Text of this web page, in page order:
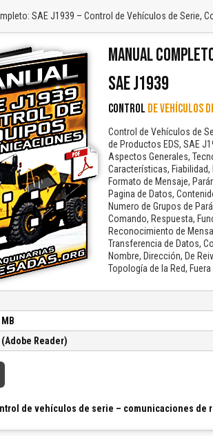
SAE J1939 – Control de Vehículos de Serie,
MANUAL
SAE J1939
CONTROL DE VEHÍCULOS
Control de Vehículos de
de Productos EDS, SAE
Aspectos Generales,
Características,
Formato de Mensaje,
Pagina de Datos,
Numero de Grupos de
Comando, Respuesta,
Reconocimiento de
Transferencia de Datos,
Nombre, Dirección, De
Topología de la Red,
(Adobe Reader)
de vehículos de serie – comunicaciones